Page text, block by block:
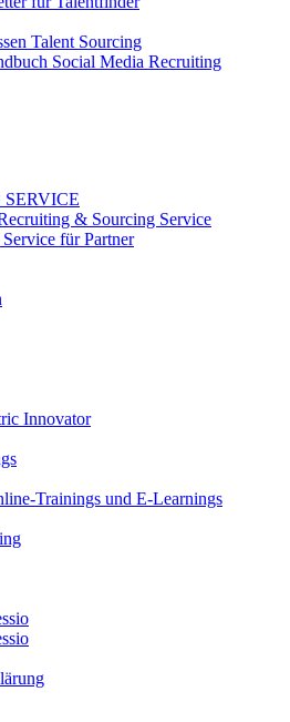
Talent Sourcing
Social Media Recruiting
& Sourcing Service
für Partner
Innovator
Trainings und E-Learnings